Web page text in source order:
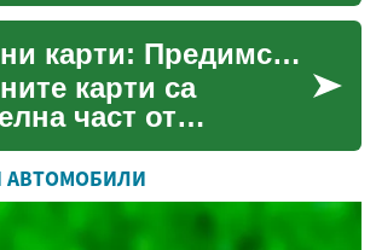
покупка до
на непредвид...Кредитни карти: Предимства, видове и как да изберем най-подходящата
карти са
част от
финансов
удобство
при
на ...
АВТОМОБИЛИ